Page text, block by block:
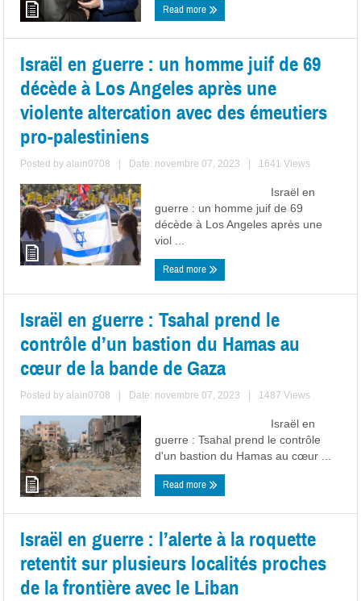
Read more
Israël en guerre : un homme juif de 69
décède à Los Angeles après une
violente altercation avec des émeutiers
pro-palestiniens
Posted byalain0708 Date: novembre 07, 2023 1641 Views
Israël en
guerre : un homme juif de 69
décède à Los Angeles après une
viol ...
Read more
Israël en guerre : Tsahal prend le
contrôle d’un bastion du Hamas au
cœur de la bande de Gaza
Posted byalain0708 Date: novembre 07, 2023 1487 Views
Israël en
guerre : Tsahal prend le contrôle
d'un bastion du Hamas au cœur ...
Read more
Israël en guerre : l’alerte à la roquette
retentit sur plusieurs localités proches
de la frontière avec le Liban